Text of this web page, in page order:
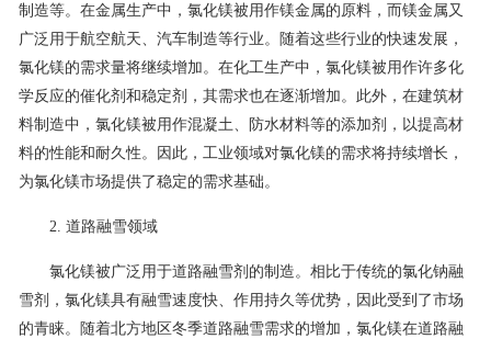
制造等。在金属生产中，氯化镁被用作镁金属的原料，而镁金属又
广泛用于航空航天、汽车制造等行业。随着这些行业的快速发展，
氯化镁的需求量将继续增加。在化工生产中，氯化镁被用作许多化
学反应的催化剂和稳定剂，其需求也在逐渐增加。此外，在建筑材
料制造中，氯化镁被用作混凝土、防水材料等的添加剂，以提高材
料的性能和耐久性。因此，工业领域对氯化镁的需求将持续增长，
为氯化镁市场提供了稳定的需求基础。
2. 道路融雪领域
氯化镁被广泛用于道路融雪剂的制造。相比于传统的氯化钠融
雪剂，氯化镁具有融雪速度快、作用持久等优势，因此受到了市场
的青睐。随着北方地区冬季道路融雪需求的增加，氯化镁在道路融